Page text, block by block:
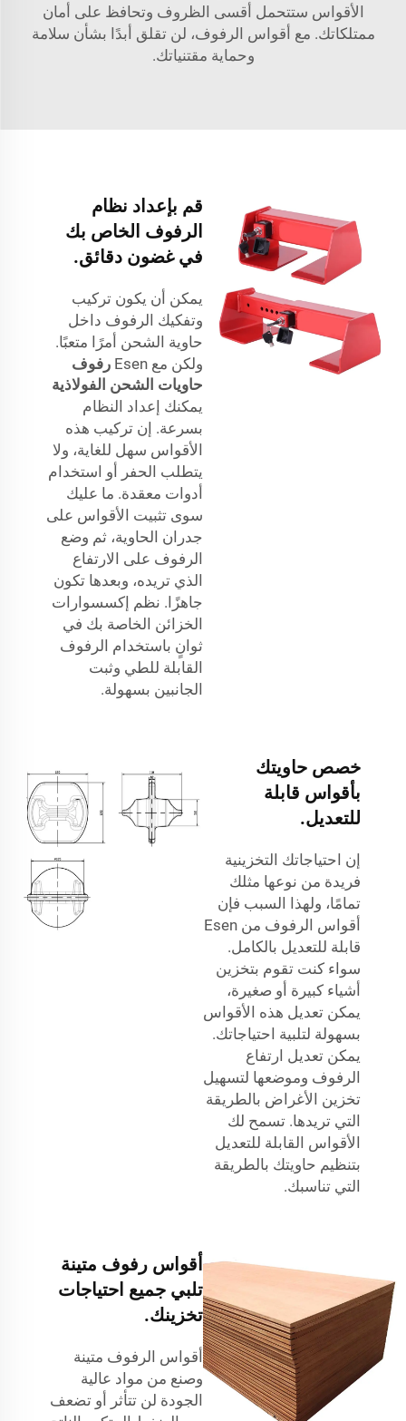
الأقواس ستتحمل أقسى الظروف وتحافظ على أمان
ممتلكاتك. مع أقواس الرفوف، لن تقلق أبدًا بشأن سلامة
وحماية مقتنياتك.
قم بإعداد نظام
الرفوف الخاص بك
في غضون دقائق.
يمكن أن يكون تركيب
وتفكيك الرفوف داخل
حاوية الشحن أمرًا متعبًا.
ولكن مع Esen
رفوف
حاويات الشحن الفولاذية
يمكنك إعداد النظام
بسرعة. إن تركيب هذه
الأقواس سهل للغاية، ولا
يتطلب الحفر أو استخدام
أدوات معقدة. ما عليك
سوى تثبيت الأقواس على
جدران الحاوية، ثم وضع
الرفوف على الارتفاع
الذي تريده، وبعدها تكون
جاهزًا. نظم إكسسوارات
الخزائن الخاصة بك في
ثوانٍ باستخدام الرفوف
القابلة للطي وثبت
الجانبين بسهولة.
خصص حاويتك
بأقواس قابلة
للتعديل.
إن احتياجاتك التخزينية
فريدة من نوعها مثلك
تمامًا، ولهذا السبب فإن
أقواس الرفوف من Esen
قابلة للتعديل بالكامل.
سواء كنت تقوم بتخزين
أشياء كبيرة أو صغيرة،
يمكن تعديل هذه الأقواس
بسهولة لتلبية احتياجاتك.
يمكن تعديل ارتفاع
الرفوف وموضعها لتسهيل
تخزين الأغراض بالطريقة
التي تريدها. تسمح لك
الأقواس القابلة للتعديل
بتنظيم حاويتك بالطريقة
التي تناسبك.
أقواس رفوف متينة
تلبي جميع احتياجات
تخزينك.
أقواس الرفوف متينة
وصنع من مواد عالية
الجودة لن تتأثر أو تضعف